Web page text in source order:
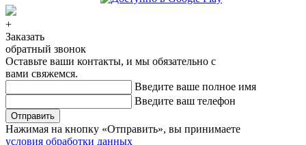
+
Заказать
обратный звонок
Оставьте ваши контакты, и мы обязательно с
вами свяжемся.
Введите ваше полное имя
Введите ваш телефон
Отправить
Нажимая на кнопку «Отправить», вы принимаете
условия обработки данных